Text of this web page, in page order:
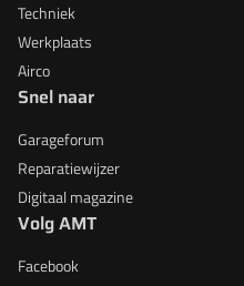
Techniek
Werkplaats
Airco
Snel naar
Garageforum
Reparatiewijzer
Digitaal magazine
Volg AMT
Facebook